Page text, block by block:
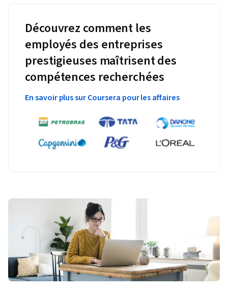
Découvrez comment les
employés des entreprises
prestigieuses maîtrisent des
compétences recherchées
En savoir plus sur Coursera pour les affaires